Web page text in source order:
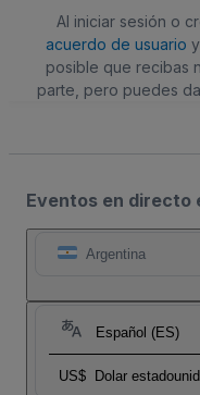
Al iniciar sesión o
acuerdo de usuario
posible que recibas
parte, pero puedes
Eventos en directo
Argentina
Español (ES)
US$ Dolar